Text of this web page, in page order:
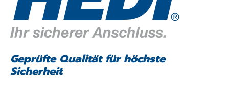
Geprüfte Qualität für höchste
Sicherheit